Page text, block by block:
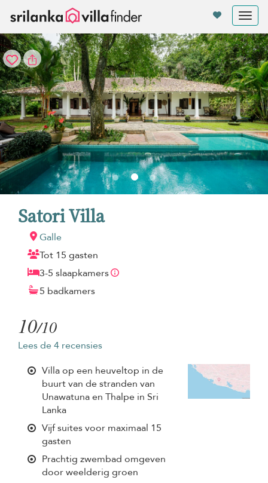
Satori Villa
Galle
Tot 15 gasten
3-5 slaapkamers
5 badkamers
10/10
Lees de 4 recensies
Villa op een heuveltop in de
buurt van de stranden van
Unawatuna en Thalpe in Sri
Lanka
Vijf suites voor maximaal 15
gasten
Prachtig zwembad omgeven
door weelderig groen
Cookies beheer paneel